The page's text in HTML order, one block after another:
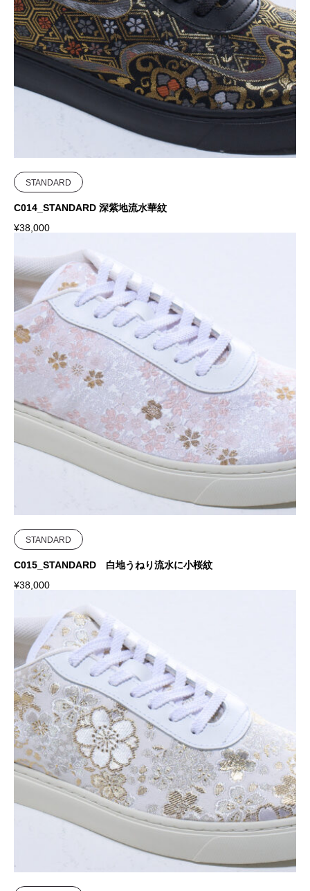
STANDARD
C014_STANDARD 深紫地流水華紋
¥38,000
STANDARD
C015_STANDARD 白地うねり流水に小桜紋
¥38,000